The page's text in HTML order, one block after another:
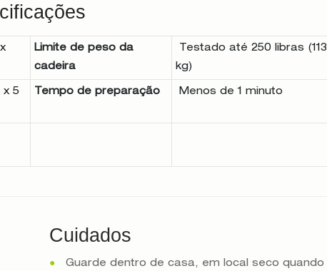
Limite de peso da
cadeira
Testado até 250 libras (113
kg)
x 5
Tempo de preparação Menos de 1 minuto
Cuidados
●
Guarde dentro de casa, em local seco quando